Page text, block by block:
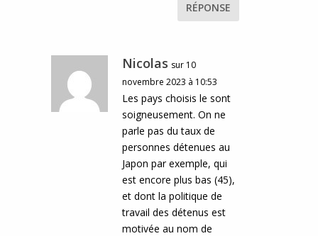
RÉPONSE
Nicolas sur 10
novembre 2023 à 10:53
Les pays choisis le sont
soigneusement. On ne
parle pas du taux de
personnes détenues au
Japon par exemple, qui
est encore plus bas (45),
et dont la politique de
travail des détenus est
motivée au nom de